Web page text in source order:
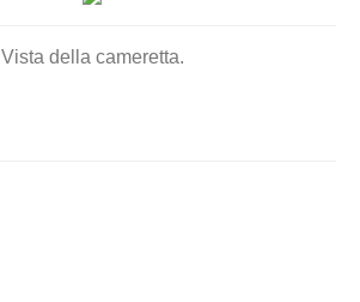
Vista della cameretta.